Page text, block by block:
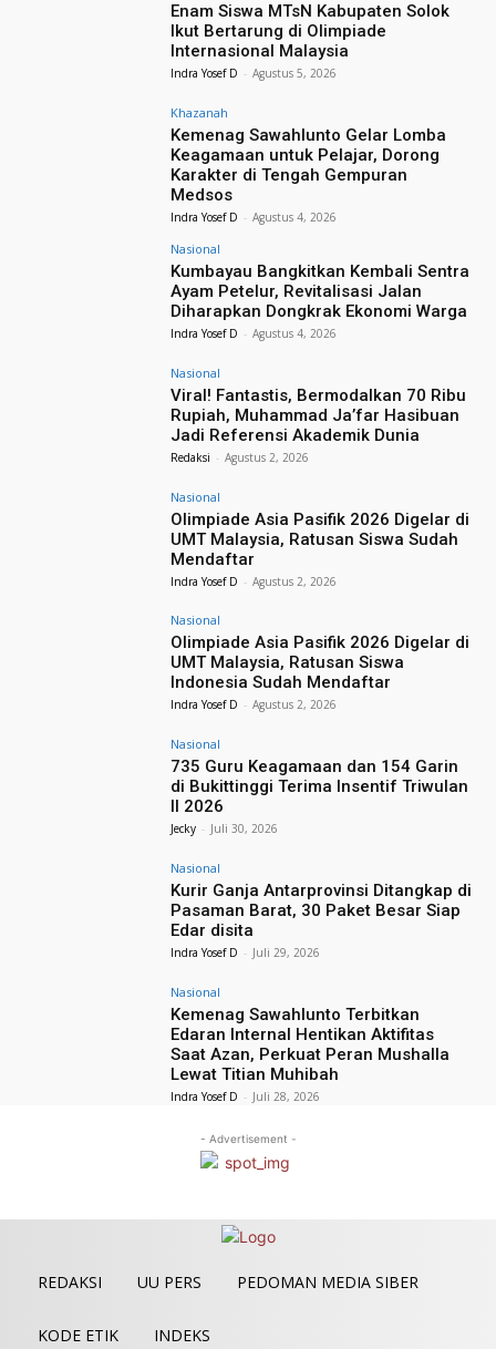
Enam Siswa MTsN Kabupaten Solok
Ikut Bertarung di Olimpiade
Internasional Malaysia
Indra Yosef D - Agustus 5, 2026
Khazanah
Kemenag Sawahlunto Gelar Lomba
Keagamaan untuk Pelajar, Dorong
Karakter di Tengah Gempuran
Medsos
Indra Yosef D - Agustus 4, 2026
Nasional
Kumbayau Bangkitkan Kembali Sentra
Ayam Petelur, Revitalisasi Jalan
Diharapkan Dongkrak Ekonomi Warga
Indra Yosef D - Agustus 4, 2026
Nasional
Viral! Fantastis, Bermodalkan 70 Ribu
Rupiah, Muhammad Ja’far Hasibuan
Jadi Referensi Akademik Dunia
Redaksi - Agustus 2, 2026
Nasional
Olimpiade Asia Pasifik 2026 Digelar di
UMT Malaysia, Ratusan Siswa Sudah
Mendaftar
Indra Yosef D - Agustus 2, 2026
Nasional
Olimpiade Asia Pasifik 2026 Digelar di
UMT Malaysia, Ratusan Siswa
Indonesia Sudah Mendaftar
Indra Yosef D - Agustus 2, 2026
Nasional
735 Guru Keagamaan dan 154 Garin
di Bukittinggi Terima Insentif Triwulan
II 2026
Jecky - Juli 30, 2026
Nasional
Kurir Ganja Antarprovinsi Ditangkap di
Pasaman Barat, 30 Paket Besar Siap
Edar disita
Indra Yosef D - Juli 29, 2026
Nasional
Kemenag Sawahlunto Terbitkan
Edaran Internal Hentikan Aktifitas
Saat Azan, Perkuat Peran Mushalla
Lewat Titian Muhibah
Indra Yosef D - Juli 28, 2026
- Advertisement -
REDAKSI UU PERS PEDOMAN MEDIA SIBER
KODE ETIK INDEKS